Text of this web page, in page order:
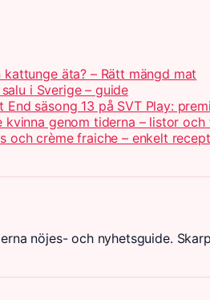
äta? – Rätt mängd mat
i Sverige – guide
End säsong 13 på SVT Play:
kvinna genom tiderna – listor och
och crème fraiche – enkelt recept
nöjes- och nyhetsguide.